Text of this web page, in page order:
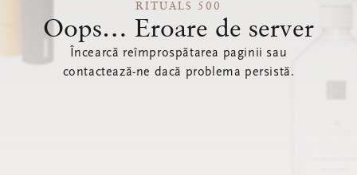
RITUALS 500
Oops… Eroare de server
Încearcă reîmprospătarea paginii sau
contactează-ne dacă problema persistă.